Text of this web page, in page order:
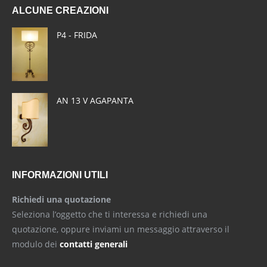
opens
in
new
window
opens
in
new
opens
ALCUNE CREAZIONI
P4 - FRIDA
AN 13 V AGAPANTA
INFORMAZIONI UTILI
Richiedi una quotazione
Seleziona l’oggetto che ti interessa e richiedi una
quotazione, oppure inviami un messaggio attraverso il
modulo dei contatti generali